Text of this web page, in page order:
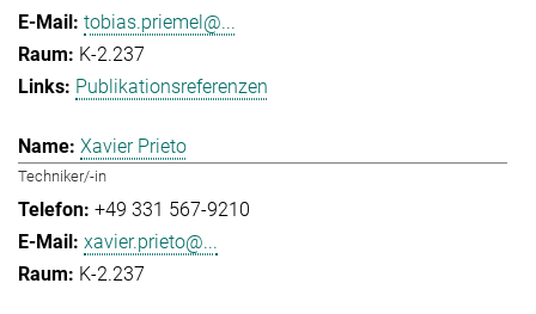
tobias.priemel@...
K-2.237
Publikationsreferenzen
Xavier Prieto
Techniker/-in
+49 331 567-9210
xavier.prieto@...
K-2.237